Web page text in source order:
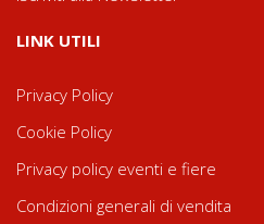
LINK UTILI
Privacy Policy
Cookie Policy
Privacy policy eventi e fiere
Condizioni generali di vendita